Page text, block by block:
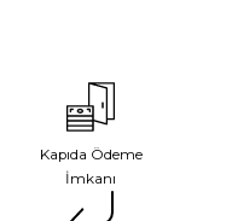
Kapıda Ödeme
İmkanı